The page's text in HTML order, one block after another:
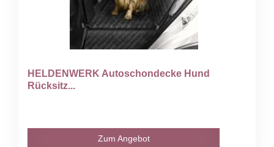
HELDENWERK Autoschondecke Hund
Rücksitz...
Zum Angebot